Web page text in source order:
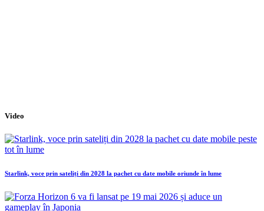
Video
Starlink, voce prin sateliți din 2028 la pachet cu date mobile oriunde în lume